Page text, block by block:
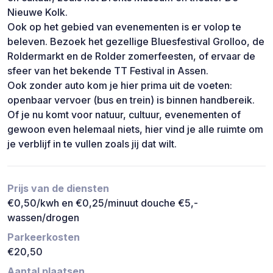
Nieuwe Kolk.
Ook op het gebied van evenementen is er volop te
beleven. Bezoek het gezellige Bluesfestival Grolloo, de
Roldermarkt en de Rolder zomerfeesten, of ervaar de
sfeer van het bekende TT Festival in Assen.
Ook zonder auto kom je hier prima uit de voeten:
openbaar vervoer (bus en trein) is binnen handbereik.
Of je nu komt voor natuur, cultuur, evenementen of
gewoon even helemaal niets, hier vind je alle ruimte om
je verblijf in te vullen zoals jij dat wilt.
Prijs van de diensten
€0,50/kwh en €0,25/minuut douche €5,-
wassen/drogen
Parkeerkosten
€20,50